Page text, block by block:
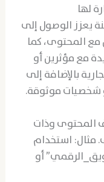
لها
يعزز الوصول إلى
المحتوى، كما
مع مؤثرين أو
بالإضافة إلى
شخصيات موثوقة.
المحتوى وذات
استخدام
أو